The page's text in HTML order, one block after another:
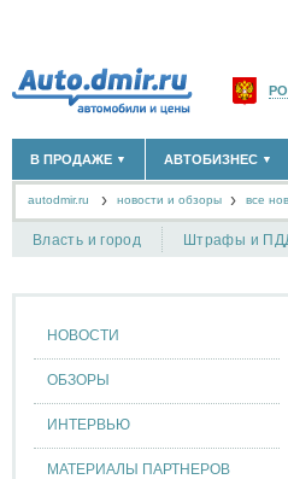
В ПРОДАЖЕ ▼
НОВЫЕ АВТОМОБИЛИ(30122)
АВТОМОБИЛИ С ПРОБЕГОМ
АВТОБИЗНЕС ▼
ОФИЦИАЛЬНЫЕ
ТАКСИ(278)
+ ДОБАВИТЬ
autodmir.ru новости и обзоры все
Власть и город Штрафы и
НОВОСТИ
ОБЗОРЫ
ИНТЕРВЬЮ
МАТЕРИАЛЫ ПАРТНЕРОВ